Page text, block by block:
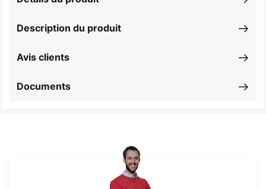
Description du produit
Avis clients
Documents